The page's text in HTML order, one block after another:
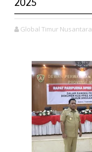
Global Timur Nusantara